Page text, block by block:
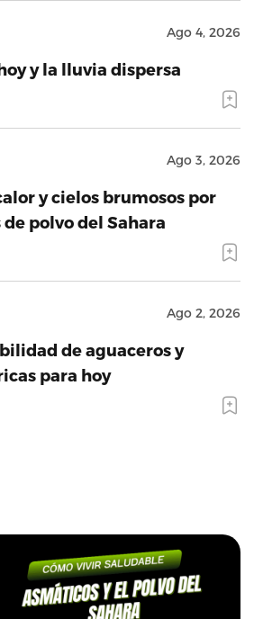
Ago 4, 2026
y la lluvia dispersa
Ago 3, 2026
y cielos brumosos por
polvo del Sahara
Ago 2, 2026
de aguaceros y
para hoy